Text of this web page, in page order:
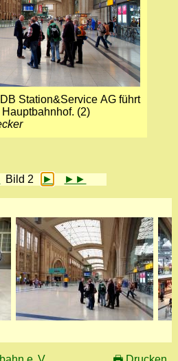
Station&Service AG führt
(2)
Bild 2 ► ►►